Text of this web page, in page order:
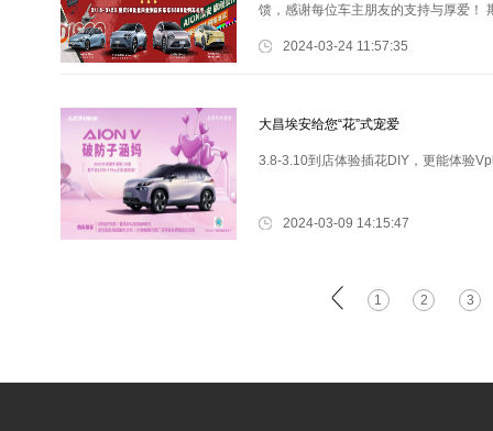
馈，感谢每位车主朋友的支持与厚爱！
2024-03-24 11:57:35
大昌埃安给您“花”式宠爱
3.8-3.10到店体验插花DIY，更能体验
2024-03-09 14:15:47
1 2 3